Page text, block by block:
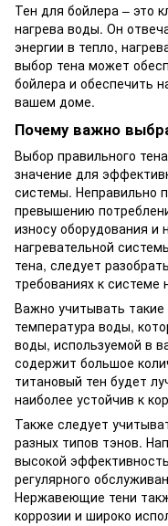
Тен для бойлера – это
нагрева воды. Он
энергии в тепло,
выбор тена может
бойлера и обеспечить
вашем доме.
Почему важно
Выбор правильного
значение для
системы. Неправильно
превышению
износу оборудования и
нагревательной
тена, следует
требованиях к системе
Важно учитывать
температура воды,
воды, используемой в
содержит большое
титановый тен будет
наиболее устойчив к
Также следует
разных типов тэнов.
высокой
регулярного
Нержавеющие тени
коррозии и широко